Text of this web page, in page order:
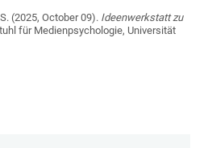
(2025, October 09). Ideenwerkstatt zu
für Medienpsychologie, Universität